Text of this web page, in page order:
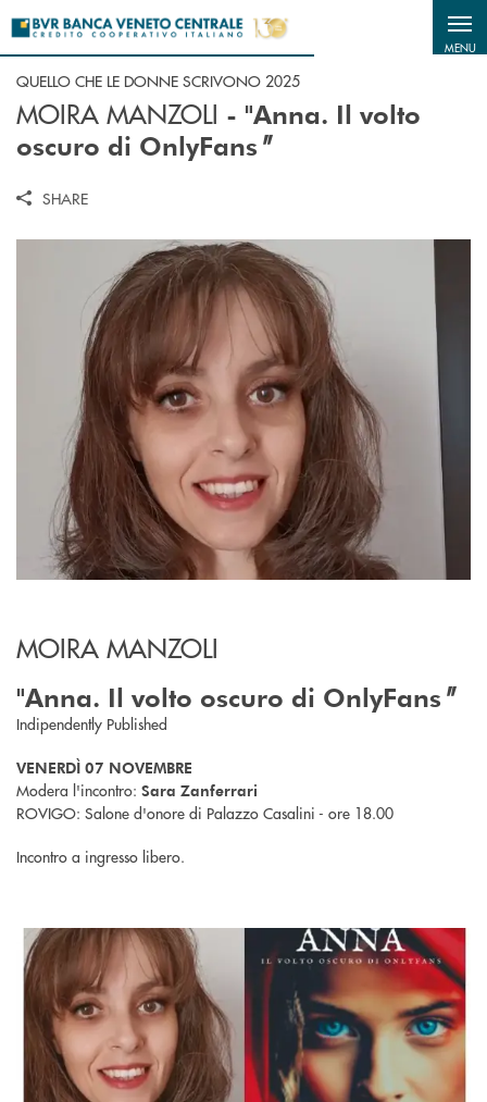
MENU
QUELLO CHE LE DONNE SCRIVONO 2025
MOIRA MANZOLI - "Anna. Il volto
oscuro di OnlyFans"
SHARE
MOIRA MANZOLI
"Anna. Il volto oscuro di OnlyFans"
Indipendently Published
VENERDÌ 07 NOVEMBRE
Modera l'incontro: Sara Zanferrari
ROVIGO: Salone d'onore di Palazzo Casalini - ore 18.00
Incontro a ingresso libero.